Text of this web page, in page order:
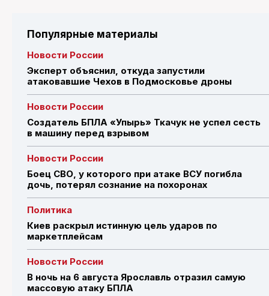
Популярные материалы
Новости России
Эксперт объяснил, откуда запустили
атаковавшие Чехов в Подмосковье дроны
Новости России
Создатель БПЛА «Упырь» Ткачук не успел сесть
в машину перед взрывом
Новости России
Боец СВО, у которого при атаке ВСУ погибла
дочь, потерял сознание на похоронах
Политика
Киев раскрыл истинную цель ударов по
маркетплейсам
Новости России
В ночь на 6 августа Ярославль отразил самую
массовую атаку БПЛА